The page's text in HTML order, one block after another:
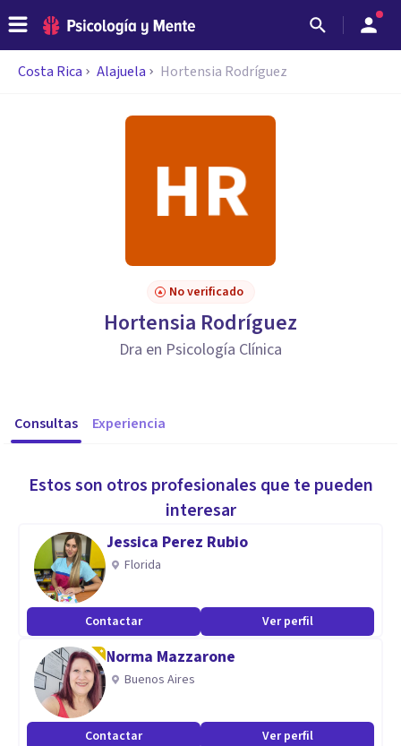
Costa Rica Alajuela Hortensia Rodríguez
No verificado
Hortensia Rodríguez
Dra en Psicología Clínica
Consultas Experiencia
Estos son otros profesionales que te pueden
interesar
Jessica Perez Rubio
Florida
Contactar Ver perfil
Norma Mazzarone
Buenos Aires
Contactar Ver perfil